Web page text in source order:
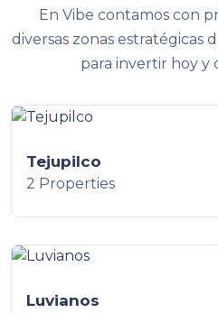
En Vibe contamos con
diversas zonas estratégicas
para invertir hoy y
Tejupilco
2 Properties
Luvianos